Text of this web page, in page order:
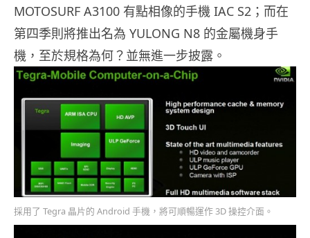
MOTOSURF A3100 有點相像的手機 IAC S2；而在
第四季則將推出名為 YULONG N8 的金屬機身手
機，至於規格為何？並無進一步披露。
採用了 Tegra 晶片的 Android 手機，將可順暢運作 3D 操控介面。